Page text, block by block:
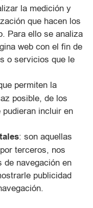
la medición y
que hacen los
Para ello se analiza
web con el fin de
o servicios que le
permiten la
posible, de los
incluir en
: son aquellas
terceros, nos
de navegación en
publicidad